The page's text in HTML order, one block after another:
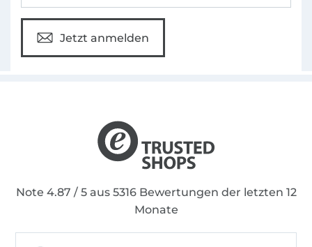
Jetzt anmelden
Note 4.87 / 5 aus 5316 Bewertungen der letzten 12
Monate